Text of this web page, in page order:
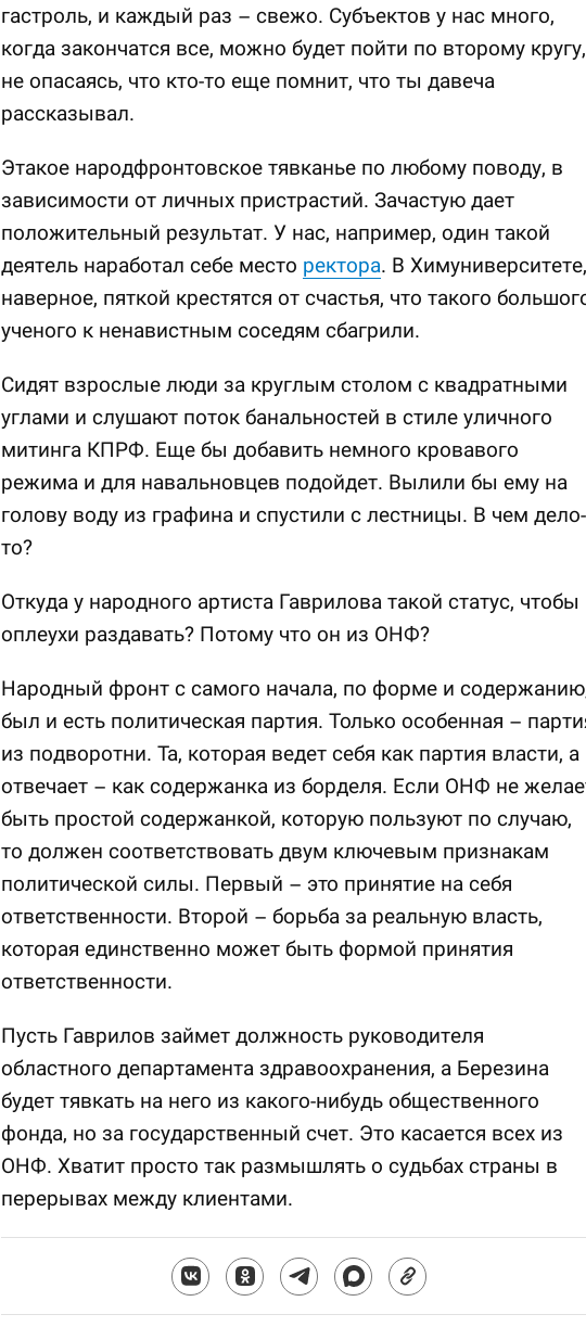
гастроль, и каждый раз – свежо. Субъектов у нас много,
когда закончатся все, можно будет пойти по второму кругу,
не опасаясь, что кто-то еще помнит, что ты давеча
рассказывал.
Этакое народфронтовское тявканье по любому поводу, в
зависимости от личных пристрастий. Зачастую дает
положительный результат. У нас, например, один такой
деятель наработал себе место ректора. В Химуниверситете,
наверное, пяткой крестятся от счастья, что такого
ученого к ненавистным соседям сбагрили.
Сидят взрослые люди за круглым столом с квадратными
углами и слушают поток банальностей в стиле уличного
митинга КПРФ. Еще бы добавить немного кровавого
режима и для навальновцев подойдет. Вылили бы ему на
голову воду из графина и спустили с лестницы. В чем дело-
то?
Откуда у народного артиста Гаврилова такой статус, чтобы
оплеухи раздавать? Потому что он из ОНФ?
Народный фронт с самого начала, по форме и
был и есть политическая партия. Только особенная –
из подворотни. Та, которая ведет себя как партия власти, а
отвечает – как содержанка из борделя. Если ОНФ не
быть простой содержанкой, которую пользуют по случаю,
то должен соответствовать двум ключевым признакам
политической силы. Первый – это принятие на себя
ответственности. Второй – борьба за реальную власть,
которая единственно может быть формой принятия
ответственности.
Пусть Гаврилов займет должность руководителя
областного департамента здравоохранения, а Березина
будет тявкать на него из какого-нибудь общественного
фонда, но за государственный счет. Это касается всех из
ОНФ. Хватит просто так размышлять о судьбах страны в
перерывах между клиентами.